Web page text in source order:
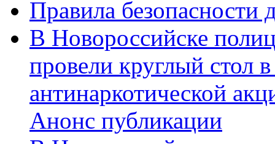
Правила безопасности
В Новороссийске
провели круглый стол
антинаркотической
Анонс публикации